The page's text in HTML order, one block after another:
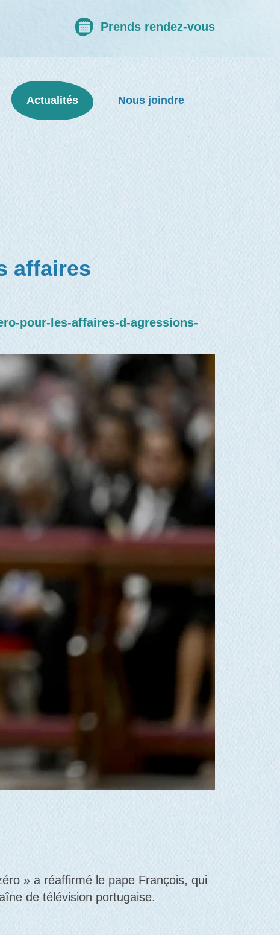
Prends rendez-vous
Actualités Nous joindre
affaires
pour-les-affaires-d-agressions-
» a réaffirmé le pape François, qui
de télévision portugaise.